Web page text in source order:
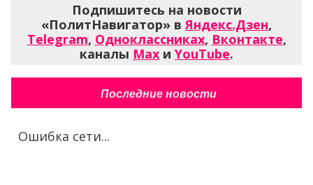
Подпишитесь на новости
«ПолитНавигатор» вЯндекс.Дзен,
Telegram, Одноклассниках, Вконтакте,
каналы Max и YouTube.
Последние новости
Ошибка сети...